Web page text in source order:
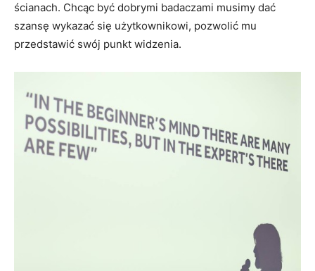
ścianach. Chcąc być dobrymi badaczami musimy dać
szansę wykazać się użytkownikowi, pozwolić mu
przedstawić swój punkt widzenia.